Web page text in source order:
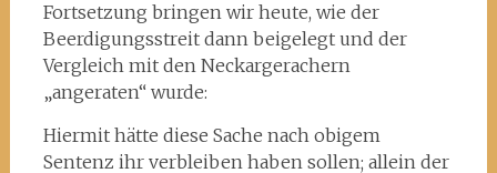
Fortsetzung bringen wir heute, wie der
Beerdigungsstreit dann beigelegt und der
Vergleich mit den Neckargerachern
„angeraten“ wurde:
Hiermit hätte diese Sache nach obigem
Sentenz ihr verbleiben haben sollen; allein der